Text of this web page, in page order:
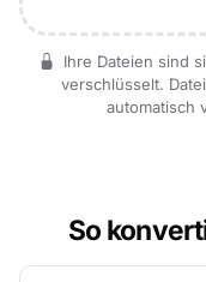
Ihre Dateien sind
verschlüsselt.
automatisch
So